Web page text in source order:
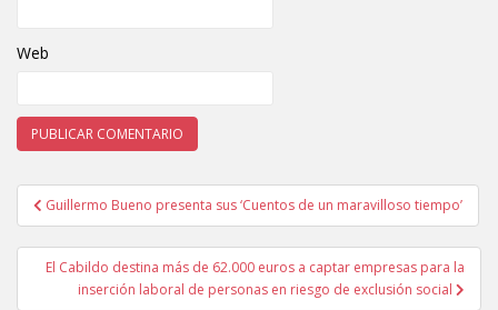
Web
Navegación de entradas
Guillermo Bueno presenta sus ‘Cuentos de un maravilloso tiempo’
El Cabildo destina más de 62.000 euros a captar empresas para la
inserción laboral de personas en riesgo de exclusión social